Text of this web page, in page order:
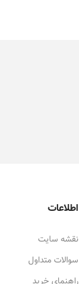
اطلاعات
نقشه سایت
سوالات متداول